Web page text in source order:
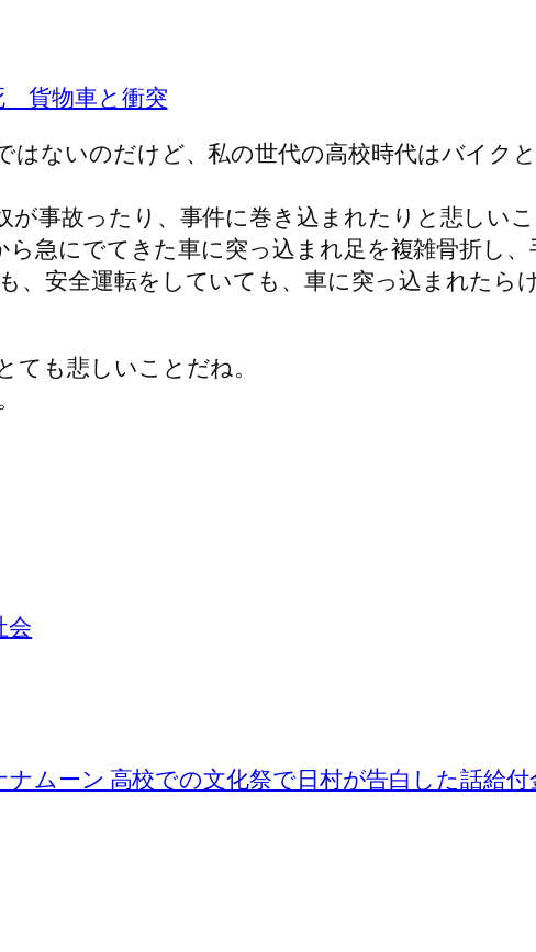
貨物車と衝突
はないのだけど、私の世代の高校時代はバイク
が事故ったり、事件に巻き込まれたりと悲しい
ら急にでてきた車に突っ込まれ足を複雑骨折し
、安全運転をしていても、車に突っ込まれたら
も悲しいことだね。
会
ムーン 高校での文化祭で日村が告白した話給